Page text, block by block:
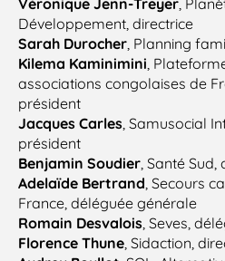
Véronique Jenn-Treyer,
Développement, directrice
Sarah Durocher, Planning
Kilema Kaminimini,
associations congolaises de
président
Jacques Carles, Samusocial
président
Benjamin Soudier, Santé
Adelaïde Bertrand, Secours
France, déléguée générale
Romain Desvalois, Seves,
Florence Thune, Sidaction,